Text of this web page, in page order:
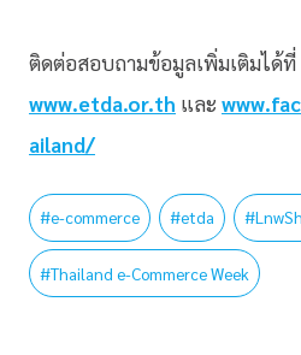
ติดต่อสอบถามข้อมูลเพิ่มเติมได้ที่
www.etda.or.th และ
ailand/
#e-commerce #etda #
#Thailand e-Commerce Week